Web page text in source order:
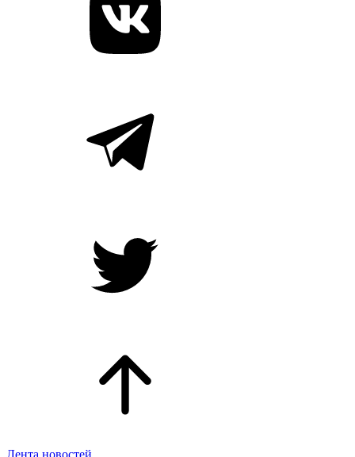
Лента новостей